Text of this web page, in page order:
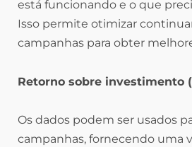
está funcionando e o que
Isso permite otimizar
campanhas para obter
Retorno sobre investimento
Os dados podem ser usados
campanhas, fornecendo uma